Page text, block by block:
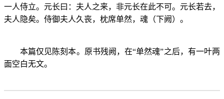
一人侍立。元长曰：夫人之来，非元长在此不可。元长若去，
夫人隐矣。侍御夫人久丧，枕席单然，魂（下阙）。
本篇仅见陈刻本。原书残阙，在“单然魂”之后，有一叶两
面空白无文。